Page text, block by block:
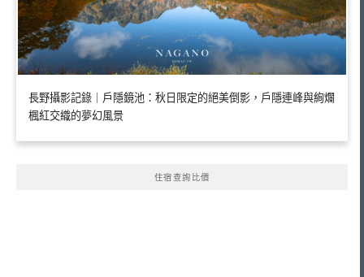
長野攝影記錄｜戶隱鏡池：秋日限定的絕美倒影，戶隱連峰與絢爛
楓紅交織的夢幻風景
住宿查詢比價